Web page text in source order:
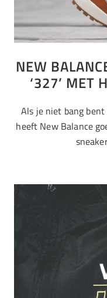
NEW
‘327’ MET
Als je niet bang
heeft New Balance